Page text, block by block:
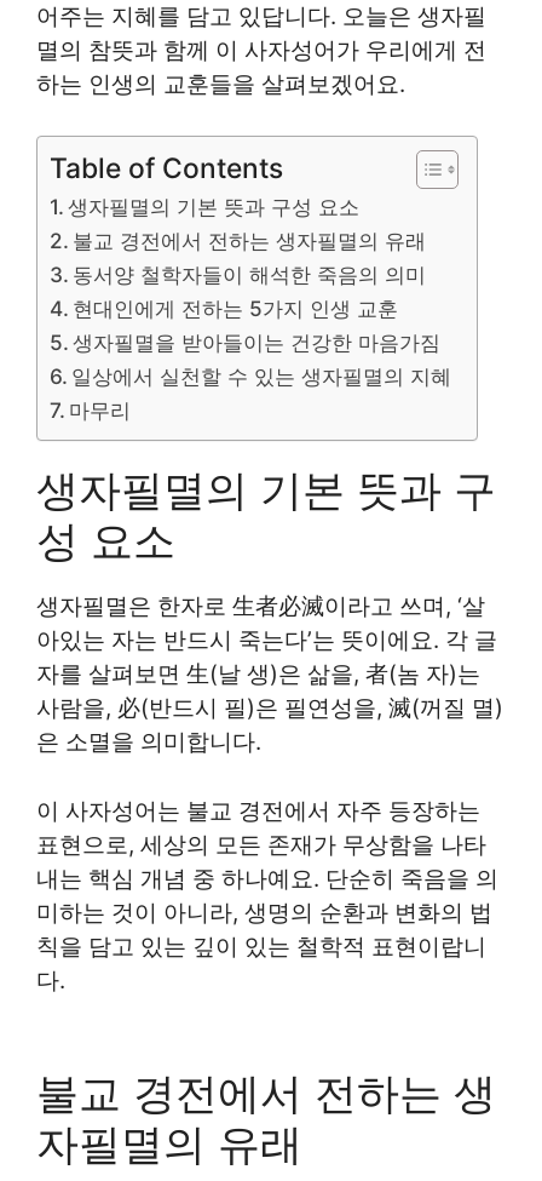
어주는 지혜를 담고 있답니다. 오늘은 생자필
멸의 참뜻과 함께 이 사자성어가 우리에게 전
하는 인생의 교훈들을 살펴보겠어요.
Table of Contents
생자필멸의 기본 뜻과 구성 요소
불교 경전에서 전하는 생자필멸의 유래
동서양 철학자들이 해석한 죽음의 의미
현대인에게 전하는 5가지 인생 교훈
생자필멸을 받아들이는 건강한 마음가짐
일상에서 실천할 수 있는 생자필멸의 지혜
마무리
생자필멸의 기본 뜻과 구
성 요소
생자필멸은 한자로 生者必滅이라고 쓰며, ‘살
아있는 자는 반드시 죽는다’는 뜻이에요. 각 글
자를 살펴보면 生(날 생)은 삶을, 者(놈 자)는
사람을, 必(반드시 필)은 필연성을, 滅(꺼질 멸)
은 소멸을 의미합니다.
이 사자성어는 불교 경전에서 자주 등장하는
표현으로, 세상의 모든 존재가 무상함을 나타
내는 핵심 개념 중 하나예요. 단순히 죽음을 의
미하는 것이 아니라, 생명의 순환과 변화의 법
칙을 담고 있는 깊이 있는 철학적 표현이랍니
다.
불교 경전에서 전하는 생
자필멸의 유래